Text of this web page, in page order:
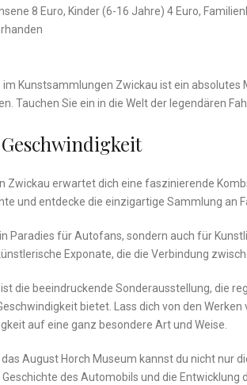
8 Euro, Kinder ⁤(6-16 Jahre) 4 Euro,
Kunstsammlungen Zwickau ist ein
Tauchen Sie​ ein in⁣ die Welt der⁤ legendären
⁢Zwickau erwartet dich eine faszinierende
und entdecke‌ die einzigartige Sammlung an
Paradies für Autofans, sondern auch für
Exponate, die die Verbindung
die ⁤beeindruckende Sonderausstellung, die
bietet. Lass dich von den
auf eine ganz ‍besondere Art und Weise.
August ⁢Horch Museum kannst⁤ du nicht ⁤nur
des Automobils ⁢und die⁤